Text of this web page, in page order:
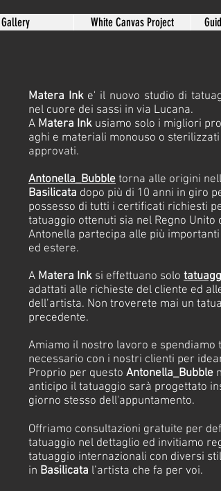
Gallery White Canvas Project
Matera Inke' il nuovo studio di
nel cuore dei sassi in via Lucana.
A Matera Ink usiamo solo i migliori
aghi e materiali monouso o
approvati.
Antonella_Bubble torna alle origini
Basilicata dopo più di 10 anni in giro
possesso di tutti i certificati richiesti
tatuaggio ottenuti sia nel Regno Unito
Antonella partecipa alle più
ed estere.
A Matera Ink si effettuano solo
adattati alle richieste del cliente ed
dell’artista. Non troverete mai un
precedente.
Amiamo il nostro lavoro e spendiamo
necessario con i nostri clienti per
Proprio per questo Antonella_Bubble
anticipo il tatuaggio sarà progettato
giorno stesso dell'appuntamento.
Offriamo consultazioni gratuite per
tatuaggio nel dettaglio ed invitiamo
tatuaggio internazionali con diversi
in Basilicata l’artista che fa per voi.